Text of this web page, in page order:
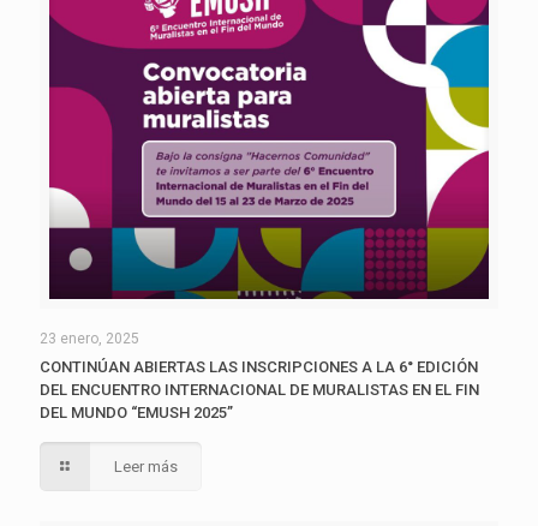
23 enero, 2025
CONTINÚAN ABIERTAS LAS INSCRIPCIONES A LA 6° EDICIÓN
DEL ENCUENTRO INTERNACIONAL DE MURALISTAS EN EL FIN
DEL MUNDO “EMUSH 2025”
Leer más